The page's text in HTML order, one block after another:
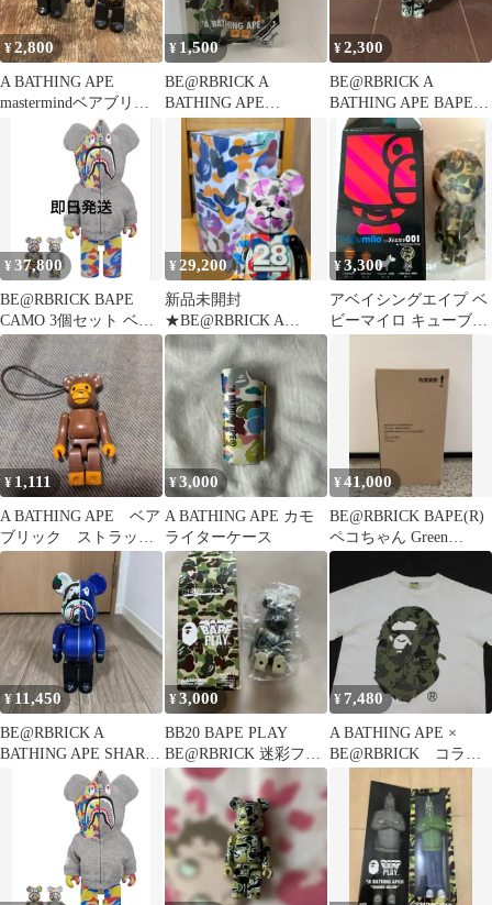
¥2,800
A BATHING APE
mastermindベアブリッ
ク 2体セット
¥ 1,500
BE@RBRICK A
BATHING APE
ZOZOTOWN
¥2,300
BE@RBRICK A
BATHING APE BAPE
CAMO
¥ 37,800
BE@RBRICK BAPE
CAMO 3個セット ベア
ブリック
¥ 29,200
新品未開封
★BE@RBRICK A
BATHING APE 28周年
400%
¥3,300
アベイシングエイプ ベ
ビーマイロ キューブリ
¥1,111
A BATHING APE ベア
ブリック ストラッ
プ エイプ ベイプ
¥3,000
A BATHING APE カモ
ライターケース
¥41,000
BE@RBRICK BAPE(R)
ペコちゃん Green
1000% 未開封
¥11,450
BE@RBRICK A
BATHING APE SHARK
¥3,000
BB20 BAPE PLAY
BE@RBRICK 迷彩フィ
ギュア 約7cm
¥ 7,480
A BATHING APE ×
BE@RBRICK コラボT